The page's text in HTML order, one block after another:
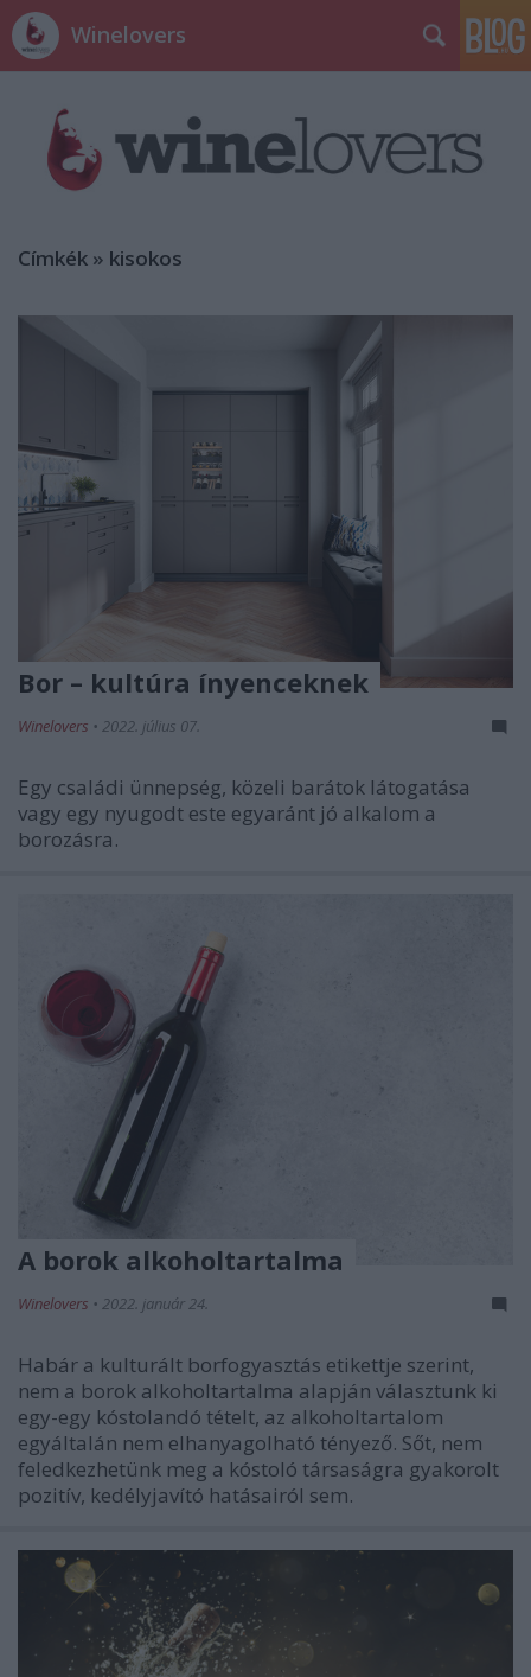
Winelovers
Címkék » kisokos
Bor – kultúra ínyenceknek
Winelovers • 2022. július 07.
Egy családi ünnepség, közeli barátok látogatása
vagy egy nyugodt este egyaránt jó alkalom a
borozásra.
A borok alkoholtartalma
Winelovers • 2022. január 24.
Habár a kulturált borfogyasztás etikettje szerint,
nem a borok alkoholtartalma alapján választunk ki
egy-egy kóstolandó tételt, az alkoholtartalom
egyáltalán nem elhanyagolható tényező. Sőt, nem
feledkezhetünk meg a kóstoló társaságra gyakorolt
pozitív, kedélyjavító hatásairól sem.